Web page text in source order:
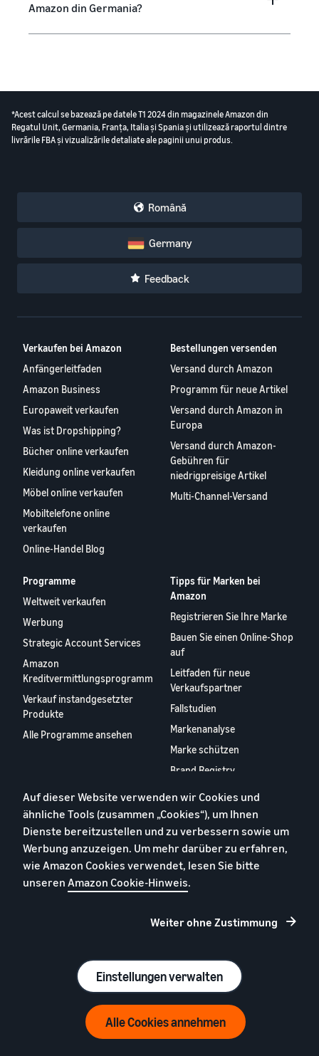
Amazon din Germania?
*Acest calcul se bazează pe datele T1 2024 din magazinele Amazon din
Regatul Unit, Germania, Franța, Italia și Spania și utilizează raportul dintre
livrările FBA și vizualizările detaliate ale paginii unui produs.
Română
Germany
Feedback
Verkaufen bei Amazon
Anfängerleitfaden
Amazon Business
Europaweit verkaufen
Was ist Dropshipping?
Bücher online verkaufen
Kleidung online verkaufen
Möbel online verkaufen
Mobiltelefone online
verkaufen
Online-Handel Blog
Bestellungen versenden
Versand durch Amazon
Programm für neue Artikel
Versand durch Amazon in
Europa
Versand durch Amazon-
Gebühren für
niedrigpreisige Artikel
Multi-Channel-Versand
Programme
Weltweit verkaufen
Werbung
Strategic Account Services
Amazon
Kreditvermittlungsprogramm
Verkauf instandgesetzter
Produkte
Alle Programme ansehen
Tipps für Marken bei
Amazon
Registrieren Sie Ihre Marke
Bauen Sie einen Online-Shop
auf
Leitfaden für neue
Verkaufspartner
Fallstudien
Markenanalyse
Marke schützen
Brand Registry
Ressourcen
Seller University
Events und Webinare
Verkaufspartner Compliance
Kontaktieren Sie uns
Datenschutzerklärung
Auf dieser Website verwenden wir Cookies und
ähnliche Tools (zusammen „Cookies“), um Ihnen
Dienste bereitzustellen und zu verbessern sowie um
Werbung anzuzeigen. Um mehr darüber zu erfahren,
wie Amazon Cookies verwendet, lesen Sie bitte
unseren Amazon Cookie-Hinweis.
Weiter ohne Zustimmung
Einstellungen verwalten
Alle Cookies annehmen